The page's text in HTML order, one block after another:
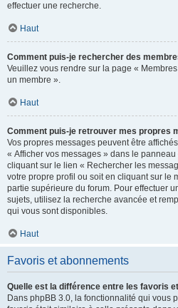
effectuer une recherche.
Haut
Comment puis-je rechercher des
Veuillez vous rendre sur la page «
un membre ».
Haut
Comment puis-je retrouver mes propres
Vos propres messages peuvent être
« Afficher vos messages » dans le
cliquant sur le lien « Rechercher les
votre propre profil ou soit en cliquant sur le
partie supérieure du forum. Pour effectuer
sujets, utilisez la recherche avancée et
qui vous sont disponibles.
Haut
Favoris et abonnements
Quelle est la différence entre les favoris
Dans phpBB 3.0, la fonctionnalité qui vous